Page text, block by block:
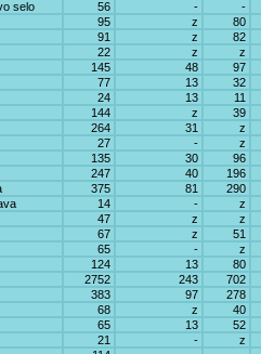
selo 56 -
-
95 z
80
91 z
82
22 z
z
145 48
97
77 13
32
24 13
11
144 z
39
264 31
z
27 -
z
135 30
96
247 40
196
375 81
290
14 -
z
47 z
z
67 z
51
65 -
z
124 13
80
2752 243
702
383 97
278
68 z
40
65 13
52
21 -
z